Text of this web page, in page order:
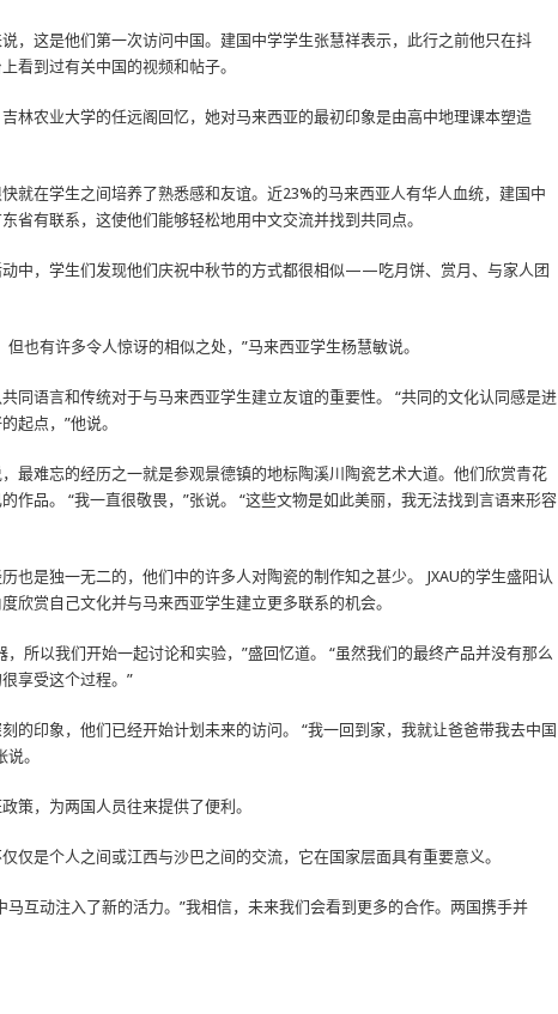
，这是他们第一次访问中国。建国中学学生张慧祥表示，此行之前他只在抖
看到过有关中国的视频和帖子。
林农业大学的任远阁回忆，她对马来西亚的最初印象是由高中地理课本塑造
就在学生之间培养了熟悉感和友谊。近23%的马来西亚人有华人血统，建国中
省有联系，这使他们能够轻松地用中文交流并找到共同点。
中，学生们发现他们庆祝中秋节的方式都很相似——吃月饼、赏月、与家人团
也有许多令人惊讶的相似之处，”马来西亚学生杨慧敏说。
同语言和传统对于与马来西亚学生建立友谊的重要性。 “共同的文化认同感是进
起点，”他说。
最难忘的经历之一就是参观景德镇的地标陶溪川陶瓷艺术大道。他们欣赏青花
作品。 “我一直很敬畏，”张说。 “这些文物是如此美丽，我无法找到言语来形容
也是独一无二的，他们中的许多人对陶瓷的制作知之甚少。 JXAU的学生盛阳认
欣赏自己文化并与马来西亚学生建立更多联系的机会。
，所以我们开始一起讨论和实验，”盛回忆道。 “虽然我们的最终产品并没有那么
享受这个过程。”
的印象，他们已经开始计划未来的访问。 “我一回到家，我就让爸爸带我去中国
。
策，为两国人员往来提供了便利。
仅是个人之间或江西与沙巴之间的交流，它在国家层面具有重要意义。
马互动注入了新的活力。”我相信，未来我们会看到更多的合作。两国携手并